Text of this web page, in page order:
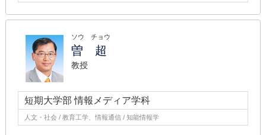
ソウ チョウ
曽 超
教授
短期大学部 情報メディア学科
人文・社会 / 教育工学、情報通信 / 知能情報学